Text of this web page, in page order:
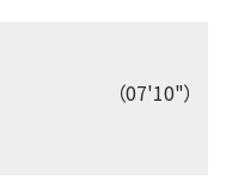
（07'10"）